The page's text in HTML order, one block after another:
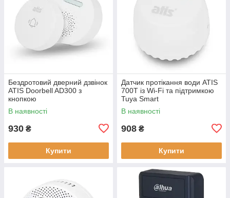
Бездротовий дверний дзвінок
ATIS Doorbell AD300 з
кнопкою
В наявності
930 ₴
Купити
Датчик протікання води ATIS
700T із Wi-Fi та підтримкою
Tuya Smart
В наявності
908 ₴
Купити